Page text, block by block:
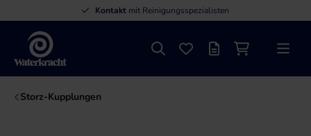
Kontakt mit Reinigungsspezialisten
Waterkracht
SucheFavoritenAngebotslisteMenü
Storz-Kupplungen